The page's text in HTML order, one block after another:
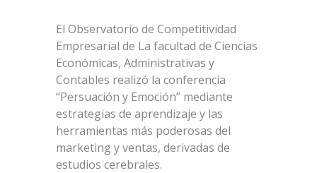
El Observatorio de Competitividad
Empresarial de La facultad de Ciencias
Económicas, Administrativas y
Contables realizó la conferencia
“Persuación y Emoción” mediante
estrategias de aprendizaje y las
herramientas más poderosas del
marketing y ventas, derivadas de
estudios cerebrales.